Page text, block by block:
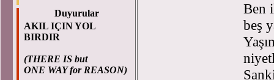
Duyurular
AKIL IÇIN YOL
BIRDIR
(THERE IS but
ONE WAY for REASON)
Ben
beş